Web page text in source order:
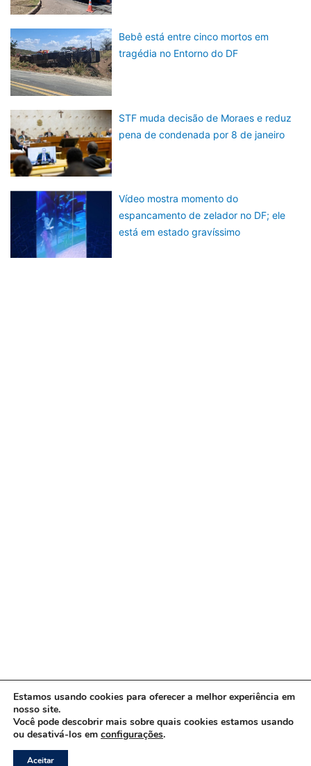
Bebê está entre cinco mortos em
tragédia no Entorno do DF
STF muda decisão de Moraes e reduz
pena de condenada por 8 de janeiro
Vídeo mostra momento do
espancamento de zelador no DF; ele
está em estado gravíssimo
Copyright © 2026 www.ACORDA DF
Estamos usando cookies para oferecer a melhor experiência em
nosso site.
Você pode descobrir mais sobre quais cookies estamos usando
ou desativá-los em configurações.
Aceitar